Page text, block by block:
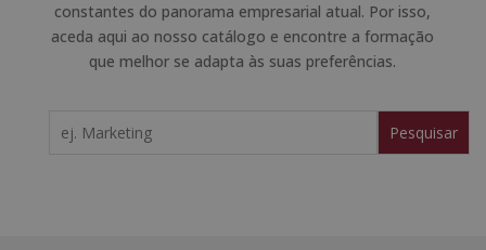
constantes do panorama empresarial atual. Por isso,
aceda aqui ao nosso catálogo e encontre a formação
que melhor se adapta às suas preferências.
for: